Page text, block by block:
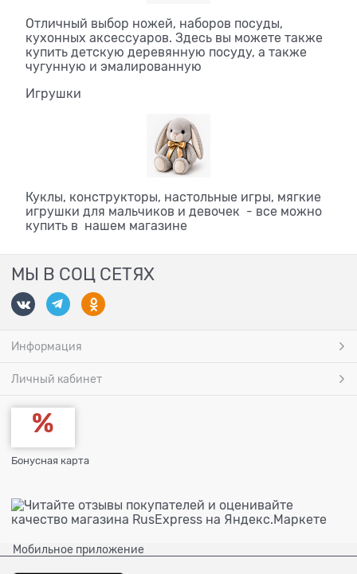
Отличный выбор ножей, наборов посуды,
кухонных аксессуаров. Здесь вы можете также
купить детскую деревянную посуду, а также
чугунную и эмалированную
Игрушки
Куклы, конструкторы, настольные игры, мягкие
игрушки для мальчиков и девочек - все можно
купить в нашем магазине
МЫ В СОЦ СЕТЯХ
Информация
Личный кабинет
Бонусная карта
Мобильное приложение